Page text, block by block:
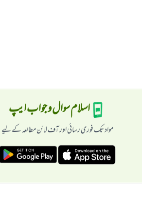
اسلام سوال و جواب ایپ
مواد تک فوری رسائی اور آف لائن مطالعہ کے لیے